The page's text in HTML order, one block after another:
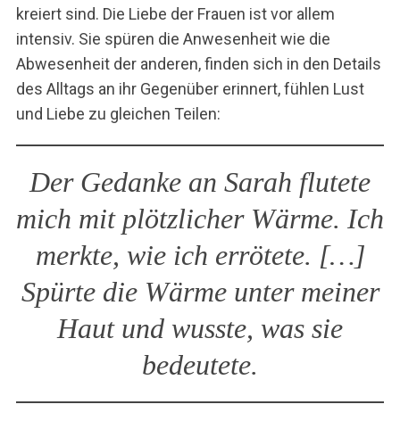
kreiert sind. Die Liebe der Frauen ist vor allem
intensiv. Sie spüren die Anwesenheit wie die
Abwesenheit der anderen, finden sich in den Details
des Alltags an ihr Gegenüber erinnert, fühlen Lust
und Liebe zu gleichen Teilen:
Der Gedanke an Sarah flutete
mich mit plötzlicher Wärme. Ich
merkte, wie ich errötete. […]
Spürte die Wärme unter meiner
Haut und wusste, was sie
bedeutete.